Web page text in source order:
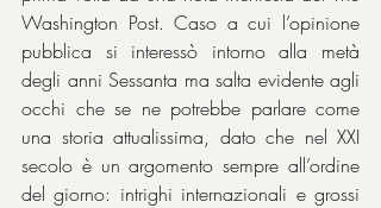
Washington Post. Caso a cui l’opinione
pubblica si interessò intorno alla metà
degli anni Sessanta ma salta evidente agli
occhi che se ne potrebbe parlare come
una storia attualissima, dato che nel XXI
secolo è un argomento sempre all’ordine
del giorno: intrighi internazionali e grossi